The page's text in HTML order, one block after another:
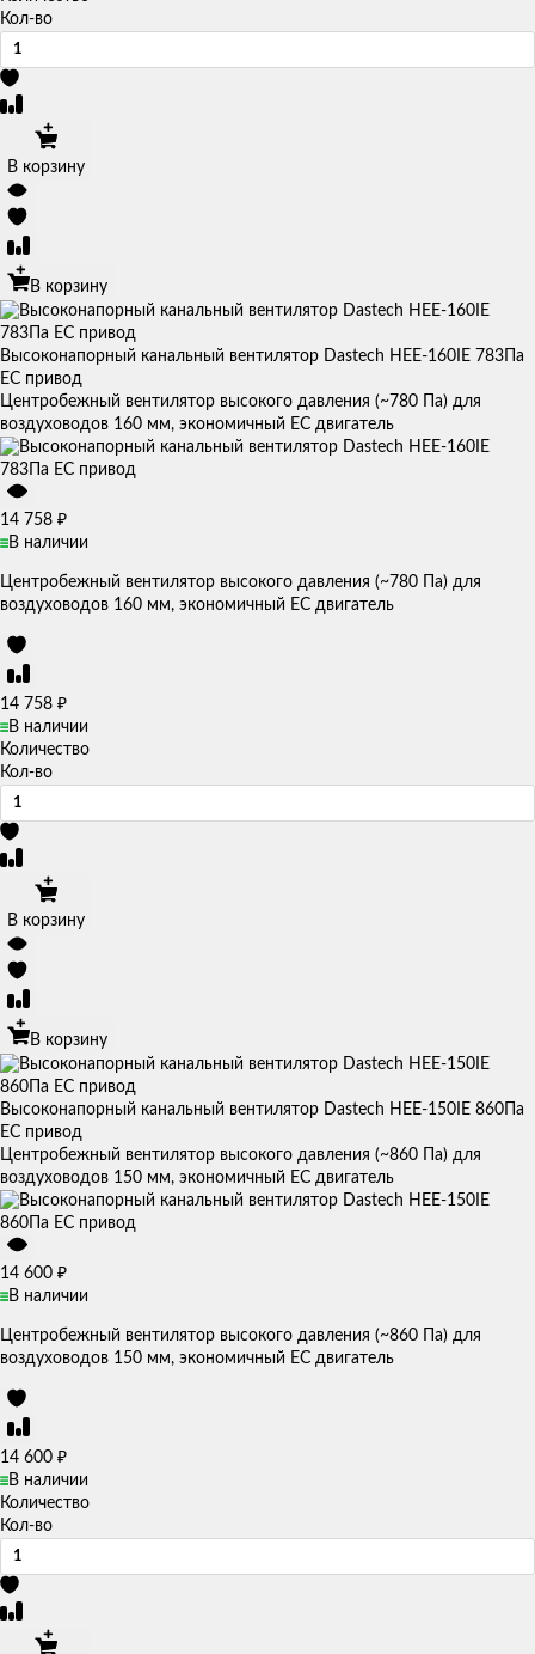
Кол-во
В корзину
В корзину
Высоконапорный канальный вентилятор Dastech HEE-160IE 783Па
EC привод
Центробежный вентилятор высокого давления (~780 Па) для
воздуховодов 160 мм, экономичный EC двигатель
14 758 ₽
В наличии
Центробежный вентилятор высокого давления (~780 Па) для
воздуховодов 160 мм, экономичный EC двигатель
14 758 ₽
В наличии
Количество
Кол-во
В корзину
В корзину
Высоконапорный канальный вентилятор Dastech HEE-150IE 860Па
EC привод
Центробежный вентилятор высокого давления (~860 Па) для
воздуховодов 150 мм, экономичный EC двигатель
14 600 ₽
В наличии
Центробежный вентилятор высокого давления (~860 Па) для
воздуховодов 150 мм, экономичный EC двигатель
14 600 ₽
В наличии
Количество
Кол-во